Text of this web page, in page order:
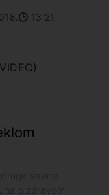
13:21